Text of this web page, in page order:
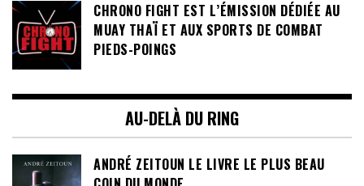
CHRONO FIGHT EST L’ÉMISSION DÉDIÉE AU
MUAY THAÏ ET AUX SPORTS DE COMBAT
PIEDS-POINGS
AU-DELÀ DU RING
ANDRÉ ZEITOUN LE LIVRE LE PLUS BEAU